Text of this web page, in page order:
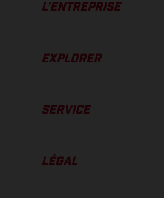
L’ENTREPRISE
EXPLORER
SERVICE
LÉGAL